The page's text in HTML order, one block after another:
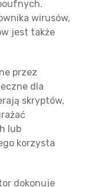
wirusów,
jest także
przez
dla
skryptów,
lub
korzysta
dokonuje